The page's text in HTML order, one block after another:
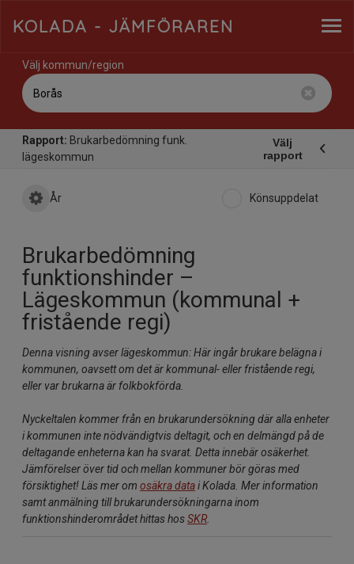
KOLADA - JÄMFÖRAREN
Välj kommun/region
Rapport: Brukarbedömning funk.
lägeskommun
Välj
rapport
År Könsuppdelat
Brukarbedömning
funktionshinder –
Lägeskommun (kommunal +
fristående regi)
Denna visning avser lägeskommun: Här ingår brukare belägna i
kommunen, oavsett om det är kommunal- eller fristående regi,
eller var brukarna är folkbokförda.
Nyckeltalen kommer från en brukarundersökning där alla enheter
i kommunen inte nödvändigtvis deltagit, och en delmängd på de
deltagande enheterna kan ha svarat. Detta innebär osäkerhet.
Jämförelser över tid och mellan kommuner bör göras med
försiktighet! Läs mer om osäkra datai Kolada. Mer information
samt anmälning till brukarundersökningarna inom
funktionshinderområdet hittas hosSKR